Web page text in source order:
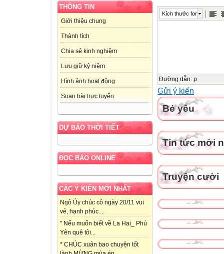
THÔNG TIN
Giới thiệu chung
Thành tích
Chia sẻ kinh nghiệm
Lưu giữ kỷ niệm
Hình ảnh hoạt động
Soạn bài trực tuyến
DỰ BÁO THỜI TIẾT
ĐỌC BÁO ONLINE
CÁC Ý KIẾN MỚI NHẤT
Ngô Úy chúc cô ngày 20/11 vui
vẻ, hạnh phúc....
" Nếu muốn biết về La Hai_ Phú
Yên quê tôi...
* CHÚC xuân bao chuyện tốt
Kích thước font
Đường dẫn: p
Gửi ý kiến
Bé yêu
Tin tức mới
Truyện cười